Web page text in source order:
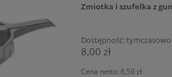
Zmiotka i szufelka z
Dostępność:
8,00 zł
Cena netto: 6,50 zł